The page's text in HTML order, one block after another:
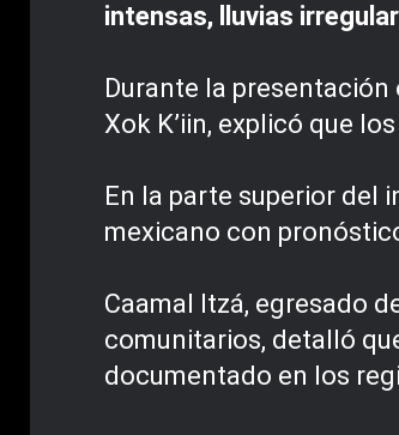
intensas, lluvias
Durante la
Xok K’iin, explicó que
En la parte superior del
mexicano con
Caamal Itzá, egresado
comunitarios, detalló
documentado en los